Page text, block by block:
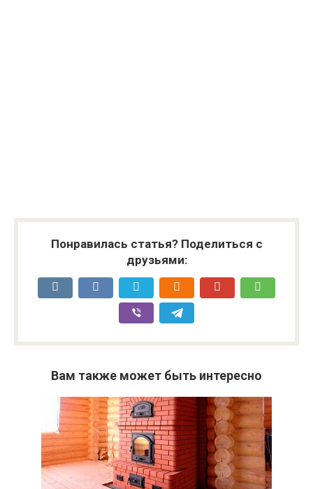
Понравилась статья? Поделиться с
друзьями:
Вам также может быть интересно